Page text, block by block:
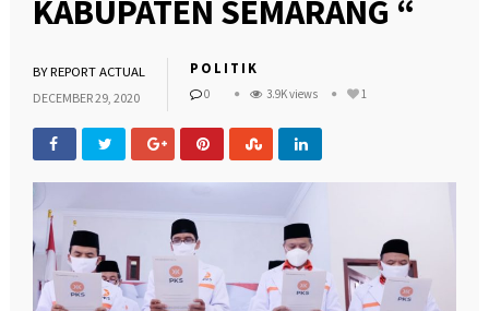
KABUPATEN SEMARANG “
BYREPORT ACTUAL
DECEMBER 29, 2020
POLITIK
0 3.9K views 1